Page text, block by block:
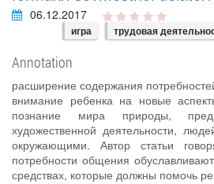
06.12.2017
игра трудовая
Annotation
расширение содержания
внимание ребенка на новые
познание мира природы,
художественной деятельности,
окружающими. Автор статьи
потребности общения
средствах, которые должны помочь